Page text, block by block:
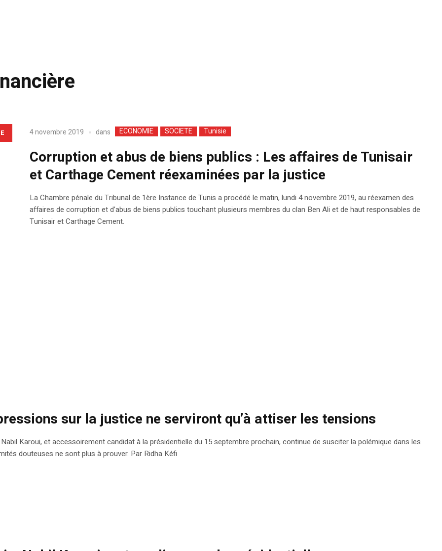
4 novembre 2019 dans ECONOMIE SOCIETE Tunisie
Corruption et abus de biens publics : Les affaires de Tunisair
et Carthage Cement réexaminées par la justice
La Chambre pénale du Tribunal de 1ère Instance de Tunis a procédé le matin, lundi 4 novembre 2019, au réexamen des
affaires de corruption et d’abus de biens publics touchant plusieurs membres du clan Ben Ali et de haut responsables de
Tunisair et Carthage Cement.
sur la justice ne serviront qu’à attiser les tensions
Karoui, et accessoirement candidat à la présidentielle du 15 septembre prochain, continue de susciter la polémique dans les
douteuses ne sont plus à prouver. Par Ridha Kéfi